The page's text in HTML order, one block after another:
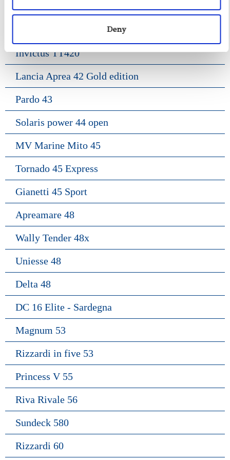
Deny
Frauscher 1414 Demon
Invictus TT420
Lancia Aprea 42 Gold edition
Pardo 43
Solaris power 44 open
MV Marine Mito 45
Tornado 45 Express
Gianetti 45 Sport
Apreamare 48
Wally Tender 48x
Uniesse 48
Delta 48
DC 16 Elite - Sardegna
Magnum 53
Rizzardi in five 53
Princess V 55
Riva Rivale 56
Sundeck 580
Rizzardi 60